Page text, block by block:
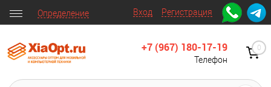
Вход Регистрация
Определение
+7 (967) 180-17-19
Телефон
0